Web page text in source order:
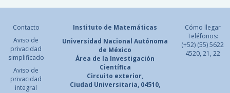
Contacto
Aviso de
privacidad
simplificado
Aviso de
privacidad
integral
Instituto de Matemáticas
Universidad Nacional Autónoma
de México
Área de la Investigación
Científica
Circuito exterior,
Ciudad Universitaria, 04510,
Cómo llegar
Teléfonos:
(+52) (55) 5622
4520, 21, 22